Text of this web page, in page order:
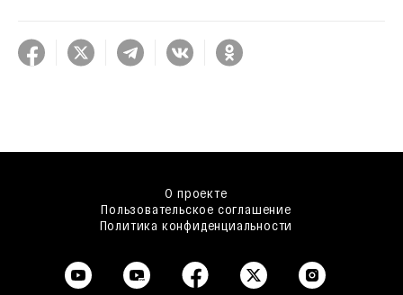
О проекте
Пользовательское соглашение
Политика конфиденциальности